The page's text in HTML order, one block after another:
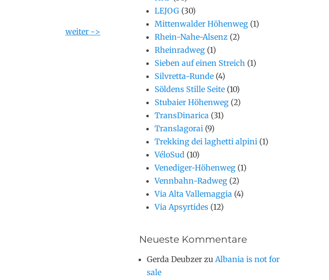
weiter ->
LEJOG (30)
Mittenwalder Höhenweg (1)
Rhein-Nahe-Alsenz (2)
Rheinradweg (1)
Sieben auf einen Streich (1)
Silvretta-Runde (4)
Söldens Stille Seite (10)
Stubaier Höhenweg (2)
TransDinarica (31)
Translagorai (9)
Trekking dei laghetti alpini (1)
VéloSud (10)
Venediger-Höhenweg (1)
Vennbahn-Radweg (2)
Via Alta Vallemaggia (4)
Via Apsyrtides (12)
Neueste Kommentare
Gerda Deubzer zu Albania is not for
sale